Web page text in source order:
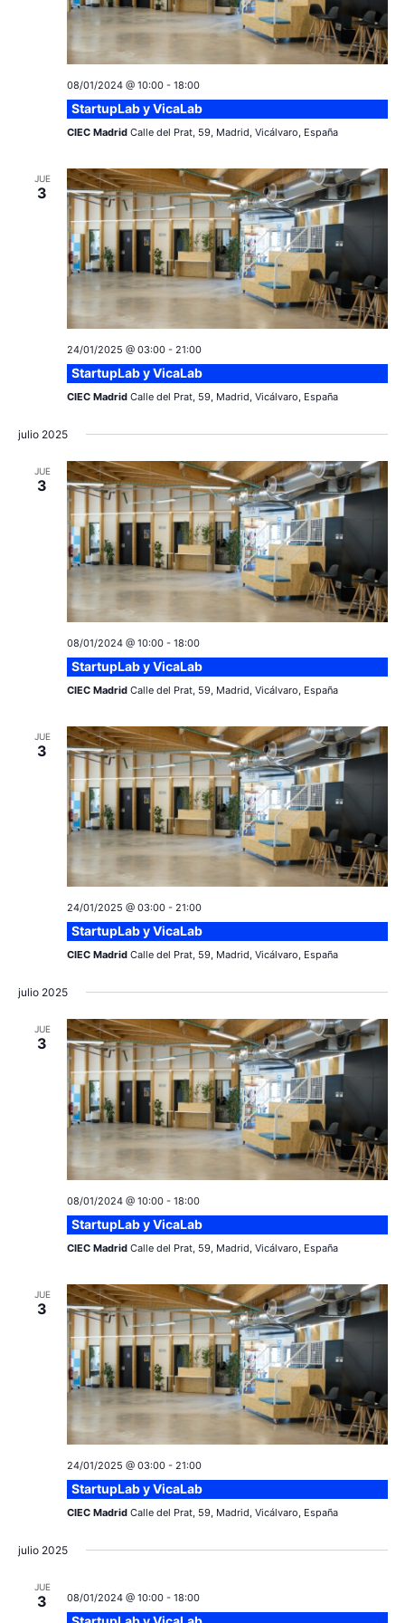
a
c
i
n
d
e
v
i
s
a
s
c
i
n
e
v
s
t
a
s
e
E
v
n
t
o
08/01/2024 @ 10:00- 18:00
StartupLab y VicaLab
CIEC Madrid Calle del Prat, 59, Madrid, Vicálvaro, España
JUE
3
24/01/2025 @ 03:00- 21:00
StartupLab y VicaLab
CIEC Madrid Calle del Prat, 59, Madrid, Vicálvaro, España
julio 2025
JUE
3
08/01/2024 @ 10:00- 18:00
StartupLab y VicaLab
CIEC Madrid Calle del Prat, 59, Madrid, Vicálvaro, España
JUE
3
24/01/2025 @ 03:00- 21:00
StartupLab y VicaLab
CIEC Madrid Calle del Prat, 59, Madrid, Vicálvaro, España
julio 2025
JUE
3
08/01/2024 @ 10:00- 18:00
StartupLab y VicaLab
CIEC Madrid Calle del Prat, 59, Madrid, Vicálvaro, España
JUE
3
24/01/2025 @ 03:00- 21:00
StartupLab y VicaLab
CIEC Madrid Calle del Prat, 59, Madrid, Vicálvaro, España
julio 2025
JUE
3 08/01/2024 @ 10:00- 18:00